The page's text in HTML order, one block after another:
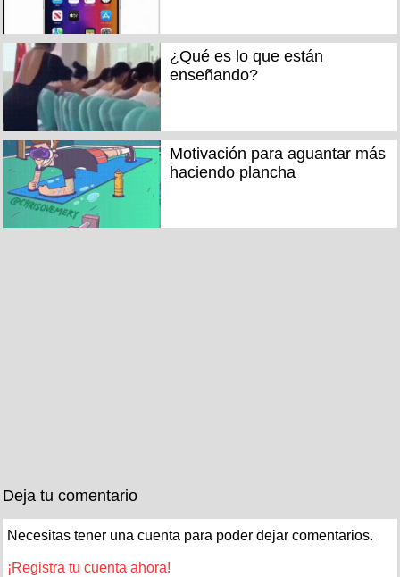
¿Qué es lo que están
enseñando?
Motivación para aguantar más
haciendo plancha
Deja tu comentario
Necesitas tener una cuenta para poder dejar comentarios.
¡Registra tu cuenta ahora!